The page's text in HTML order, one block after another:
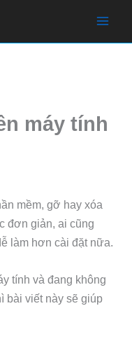
máy tính
mềm, gỡ hay xóa
đơn giản, ai cũng
làm hơn cài đặt nữa.
tính và đang không
bài viết này sẽ giúp